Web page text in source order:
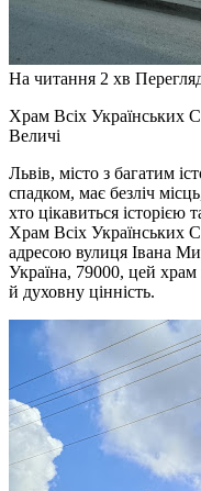
На читання 2 хв
Храм Всіх Українських
Величі
Львів, місто з багатим
спадком, має безліч
хто цікавиться історією
Храм Всіх Українських
адресою вулиця Івана
Україна, 79000, цей храм
й духовну цінність.